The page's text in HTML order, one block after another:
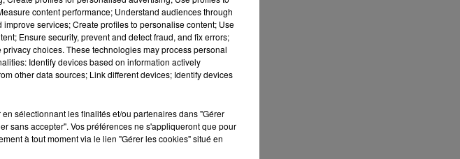
DownEasy» sorti en 1965,
musicaux qui paraissent au
tout en gardant la
aussi onirique, nostalgique et
content performance; Understand audiences through
services; Create profiles to personalise content; Use
Ensure security, prevent and detect fraud, and fix errors;
choices. These technologies may process personal
Identify devices based on information actively
other data sources; Link different devices; Identify devices
sélectionnant les finalités et/ou partenaires dans "Gérer
sans accepter". Vos préférences ne s'appliqueront que pour
à tout moment via le lien "Gérer les cookies" situé en